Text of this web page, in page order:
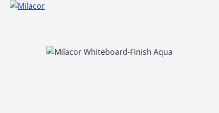
Bildergalerie überspringen